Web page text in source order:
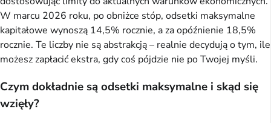
W marcu 2026 roku, po obniżce stóp, odsetki maksymalne
kapitałowe wynoszą 14,5% rocznie, a za opóźnienie 18,5%
rocznie. Te liczby nie są abstrakcją – realnie decydują o tym, ile
możesz zapłacić ekstra, gdy coś pójdzie nie po Twojej myśli.
Czym dokładnie są odsetki maksymalne i skąd się
wzięły?